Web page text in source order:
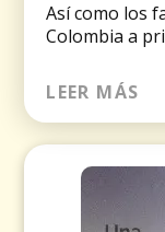
Así como los
Colombia a
LEER MÁS